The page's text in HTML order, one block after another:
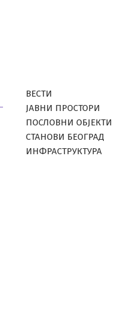
ВЕСТИ
ЈАВНИ ПРОСТОРИ
ПОСЛОВНИ ОБЈЕКТИ
СТАНОВИ БЕОГРАД
ИНФРАСТРУКТУРА